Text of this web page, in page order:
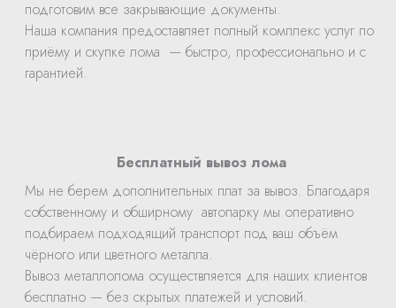
подготовим все закрывающие документы.
Наша компания предоставляет полный комплекс услуг по
приёму и скупке лома — быстро, профессионально и с
гарантией.
Бесплатный вывоз лома
Мы не берем дополнительных плат за вывоз. Благодаря
собственному и обширному автопарку мы оперативно
подбираем подходящий транспорт под ваш объём
чёрного или цветного металла.
Вывоз металлолома осуществляется для наших клиентов
бесплатно — без скрытых платежей и условий.